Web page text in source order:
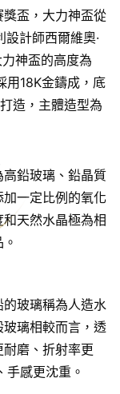
盃，大力神盃從
計師西爾維奧·
神盃的高度為
用18K金鑄成，底
造，主體造型為
鉛玻璃、鉛晶質
一定比例的氧化
天然水晶極為相
玻璃稱為人造水
璃相較而言，透
磨、折射率更
手感更沈重。